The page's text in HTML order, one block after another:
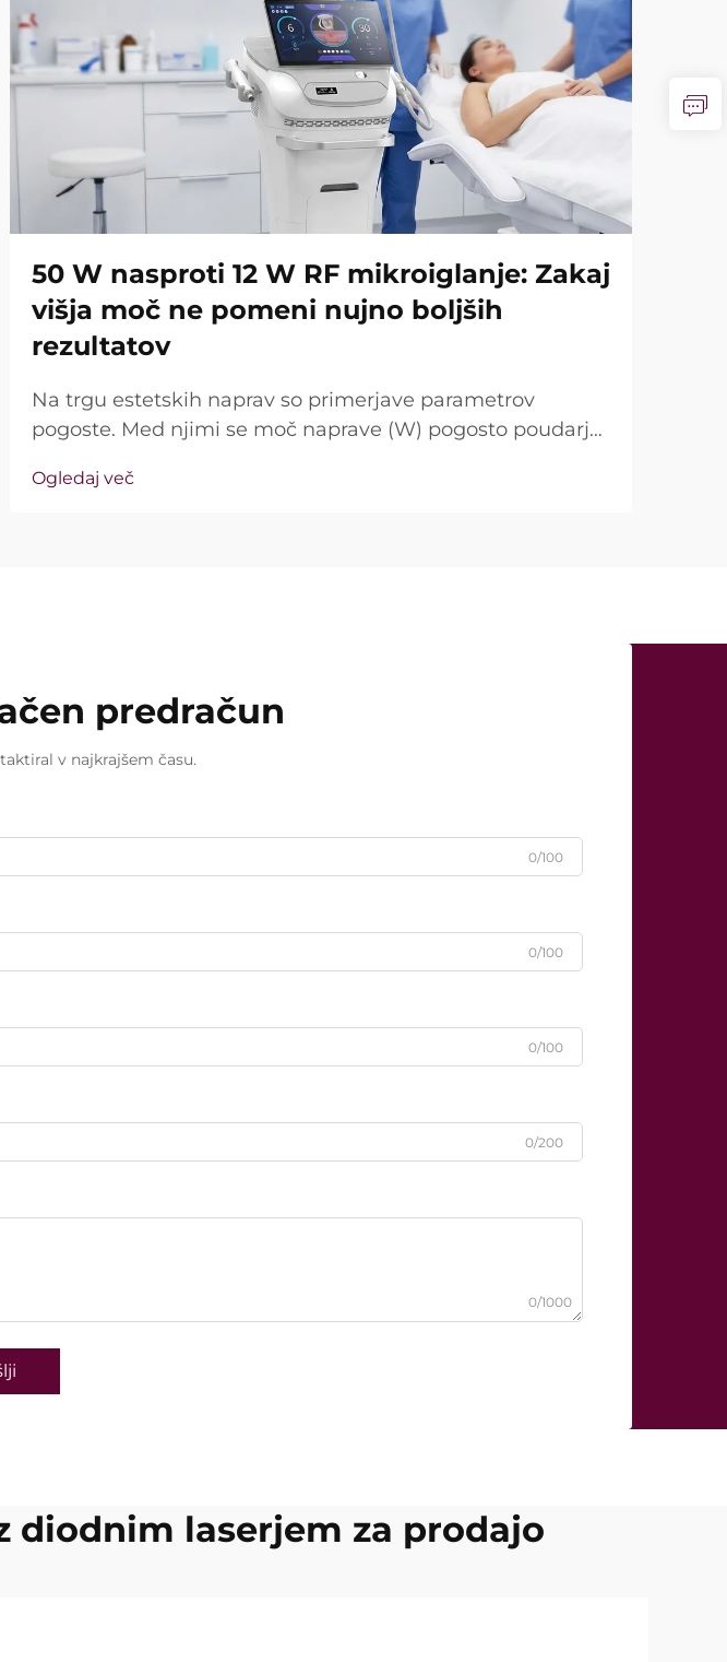
50 W nasproti 12 W RF mikroiglanje: Zakaj
višja moč ne pomeni nujno boljših
rezultatov
Na trgu estetskih naprav so primerjave parametrov
pogoste. Med njimi se moč naprave (W) pogosto poudarja
resničnost precej drugačna. V mnogih primerih tako
Ogledaj več
predračun
v najkrajšem času.
0/100
0/100
0/100
0/200
0/1000
diodnim laserjem za prodajo